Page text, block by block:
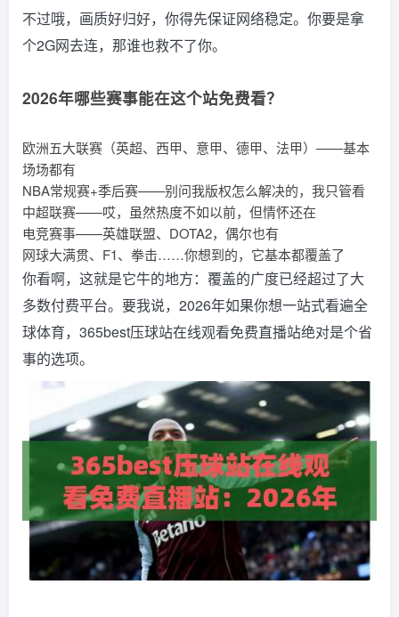
不过哦，画质好归好，你得先保证网络稳定。你要是拿
个2G网去连，那谁也救不了你。
2026年哪些赛事能在这个站免费看？
欧洲五大联赛（英超、西甲、意甲、德甲、法甲）——基本
场场都有
NBA常规赛+季后赛——别问我版权怎么解决的，我只管看
中超联赛——哎，虽然热度不如以前，但情怀还在
电竞赛事——英雄联盟、DOTA2，偶尔也有
网球大满贯、F1、拳击……你想到的，它基本都覆盖了
你看啊，这就是它牛的地方：覆盖的广度已经超过了大
多数付费平台。要我说，2026年如果你想一站式看遍全
球体育，365best压球站在线观看免费直播站绝对是个省
事的选项。